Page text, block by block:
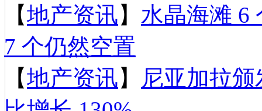
【地产资讯】 水晶海滩 6
7 个仍然空置
【地产资讯】
尼亚加拉